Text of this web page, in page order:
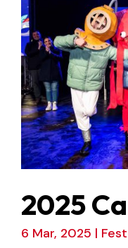
2025
6 Mar, 2025 |